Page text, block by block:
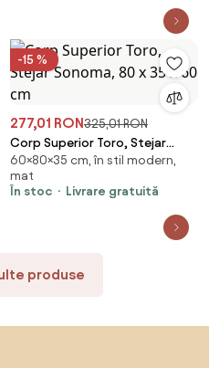
-15 %
277,01 RON325,01 RON
Corp Superior Toro, Stejar
Sonoma, 80 x 35 x 60 cm
60×80×35 cm, în stil modern,
mat
În stoc
Livrare gratuită
produse